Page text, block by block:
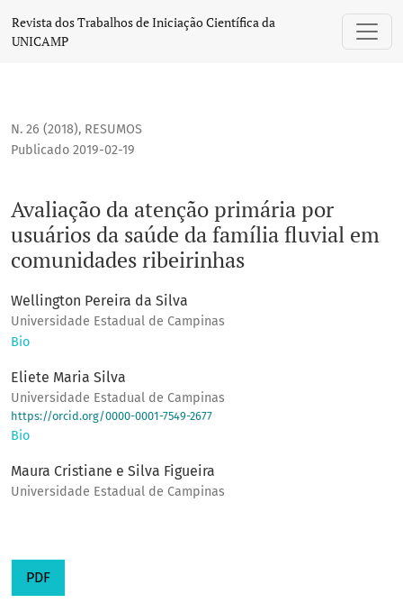
Avaliação da atenção primária por usuários da saúde da
Revista dos Trabalhos de Iniciação Científica da
UNICAMP
N. 26 (2018), RESUMOS
Avaliação da atenção primária por
usuários da saúde da família fluvial em
comunidades ribeirinhas
Publicado 2019-02-19
Wellington Pereira da Silva
Universidade Estadual de Campinas
Bio
Eliete Maria Silva
Universidade Estadual de Campinas
https://orcid.org/0000-0001-7549-2677
Bio
Maura Cristiane e Silva Figueira
Universidade Estadual de Campinas
PDF